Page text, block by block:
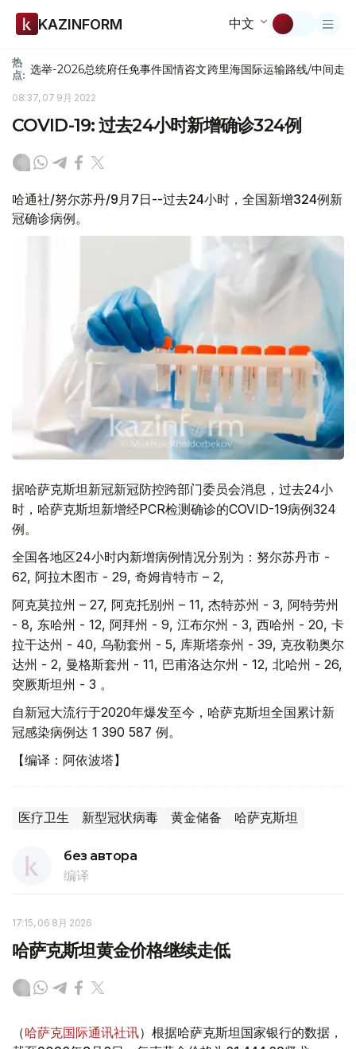
KAZINFORM 中文
热
点: 选举-2026总统府任免事件国情咨文跨里海国际运输路线/中间走廊
08:37, 07 9月 2022
COVID-19: 过去24小时新增确诊324例
哈通社/努尔苏丹/9月7日--过去24小时，全国新增324例新
冠确诊病例。
据哈萨克斯坦新冠新冠防控跨部门委员会消息，过去24小
时，哈萨克斯坦新增经PCR检测确诊的COVID-19病例324
例。
全国各地区24小时内新增病例情况分别为：努尔苏丹市 -
62, 阿拉木图市 - 29, 奇姆肯特市 – 2,
阿克莫拉州 – 27, 阿克托别州 – 11, 杰特苏州 - 3, 阿特劳州
- 8, 东哈州 - 12, 阿拜州 - 9, 江布尔州 - 3, 西哈州 - 20, 卡
拉干达州 - 40, 乌勒套州 - 5, 库斯塔奈州 - 39, 克孜勒奥尔
达州 - 2, 曼格斯套州 - 11, 巴甫洛达尔州 - 12, 北哈州 - 26,
突厥斯坦州 - 3 。
自新冠大流行于2020年爆发至今，哈萨克斯坦全国累计新
冠感染病例达 1 390 587 例。
【编译：阿依波塔】
医疗卫生 新型冠状病毒 黄金储备 哈萨克斯坦
без автора
编译
17:15, 06 8月 2026
哈萨克斯坦黄金价格继续走低
（哈萨克国际通讯社讯）根据哈萨克斯坦国家银行的数据，